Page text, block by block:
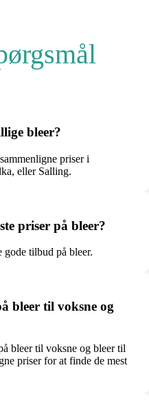
bleer?
priser i
eller Salling.
priser på bleer?
tilbud på bleer.
bleer til voksne og
bleer til voksne og bleer til
priser for at finde de mest